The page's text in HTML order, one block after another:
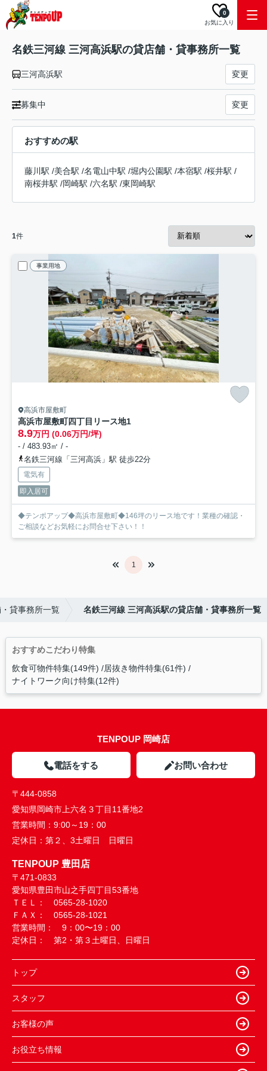
お気に入り
0
名鉄三河線 三河高浜駅の貸店舗・貸事務所一覧
三河高浜駅 変更
募集中 変更
おすすめの駅
藤川駅 /美合駅 /名電山中駅 /堀内公園駅 /本宿駅 /桜井駅 /
南桜井駅 /岡崎駅 /六名駅 /東岡崎駅
1件
事業用地
高浜市屋敷町
高浜市屋敷町四丁目リース地1
8.9万円 (0.06万円/坪)
- / 483.93㎡ / -
名鉄三河線「三河高浜」駅 徒歩22分
電気有
即入居可
◆テンポアップ◆高浜市屋敷町◆146坪のリース地です！業種の確認・
ご相談などお気軽にお問合せ下さい！！
1
貸事務所一覧 名鉄三河線 三河高浜駅の貸店舗・貸事務所一覧
おすすめこだわり特集
飲食可物件特集(149件) 居抜き物件特集(61件)
ナイトワーク向け特集(12件)
TENPOUP 岡崎店
電話をする お問い合わせ
〒444-0858
愛知県岡崎市上六名３丁目11番地2
営業時間： 9:00～19：00
定休日： 第２、3土曜日 日曜日
TENPOUP 豊田店
〒471-0833
愛知県豊田市山之手四丁目53番地
ＴＥＬ： 0565-28-1020
ＦＡＸ： 0565-28-1021
営業時間： 9：00〜19：00
定休日： 第2・第３土曜日、日曜日
トップ
スタッフ
お客様の声
お役立ち情報